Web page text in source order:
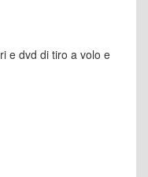
e dvd di tiro a volo e